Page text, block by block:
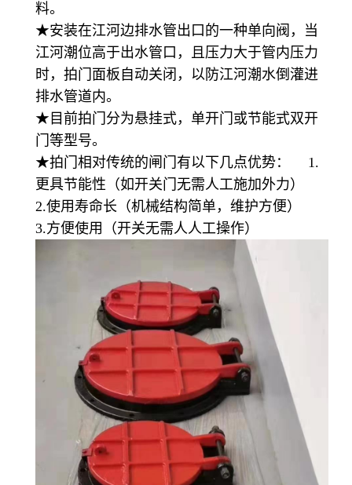
料。
★安装在江河边排水管出口的一种单向阀，当
江河潮位高于出水管口，且压力大于管内压力
时，拍门面板自动关闭，以防江河潮水倒灌进
排水管道内。
★目前拍门分为悬挂式，单开门或节能式双开
门等型号。
★拍门相对传统的闸门有以下几点优势： 1.
更具节能性（如开关门无需人工施加外力）
2.使用寿命长（机械结构简单，维护方便）
3.方便使用（开关无需人人工操作）